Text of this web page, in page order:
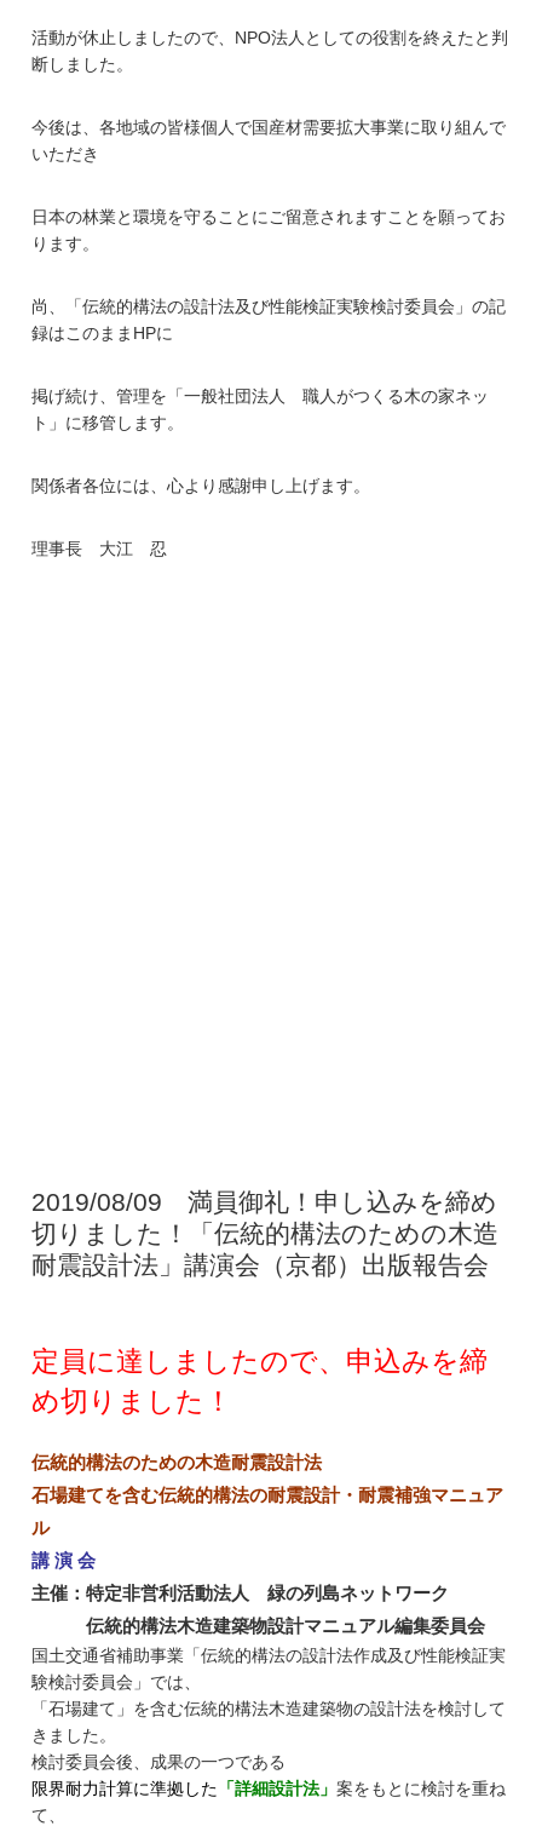
活動が休止しましたので、NPO法人としての役割を終えたと判
断しました。
今後は、各地域の皆様個人で国産材需要拡大事業に取り組んで
いただき
日本の林業と環境を守ることにご留意されますことを願ってお
ります。
尚、「伝統的構法の設計法及び性能検証実験検討委員会」の記
録はこのままHPに
掲げ続け、管理を「一般社団法人 職人がつくる木の家ネッ
ト」に移管します。
関係者各位には、心より感謝申し上げます。
理事長 大江 忍
2019/08/09 満員御礼！申し込みを締め
切りました！「伝統的構法のための木造
耐震設計法」講演会（京都）出版報告会
定員に達しましたので、申込みを締
め切りました！
伝統的構法のための木造耐震設計法
石場建てを含む伝統的構法の耐震設計・耐震補強マニュア
ル
講 演 会
主催：特定非営利活動法人 緑の列島ネットワーク
伝統的構法木造建築物設計マニュアル編集委員会
国土交通省補助事業「伝統的構法の設計法作成及び性能検証実
験検討委員会」 では、
「石場建て」を含む伝統的構法木造建築物の設計法を検討して
きました。
検討委員会後、成果の一つである
限界耐力計算に準拠した 「詳細設計法」案をもとに検討を重ね
て、